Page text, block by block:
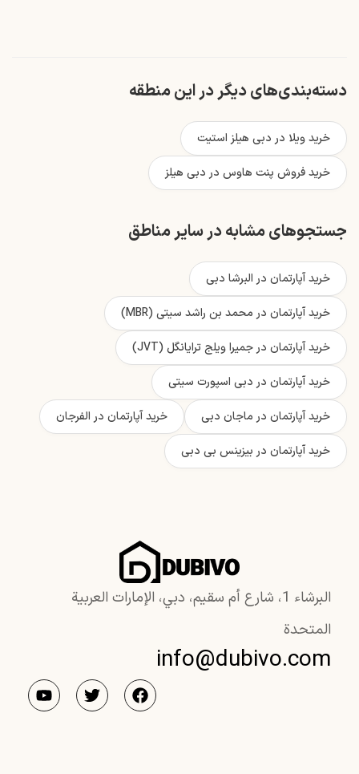
دسته‌بندی‌های دیگر در این منطقه
خرید ویلا در دبی هیلز استیت
خرید فروش پنت‌ هاوس در دبی هیلز
جستجوهای مشابه در سایر مناطق
خرید آپارتمان در البرشا دبی
خرید آپارتمان در محمد بن راشد سیتی (MBR)
خرید آپارتمان در جمیرا ویلج ترایانگل (JVT)
خرید آپارتمان در دبی اسپورت سیتی
خرید آپارتمان در ماجان دبی خرید آپارتمان در الفرجان
خرید آپارتمان در بیزینس بی دبی
البرشاء 1، شارع أم سقيم، دبي، الإمارات العربية
المتحدة
info@dubivo.com